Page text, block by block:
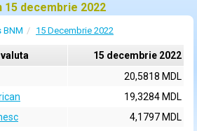
15 decembrie 2022
BNM 15 Decembrie 2022
15 decembrie 2022
20,5818 MDL
19,3284 MDL
4,1797 MDL